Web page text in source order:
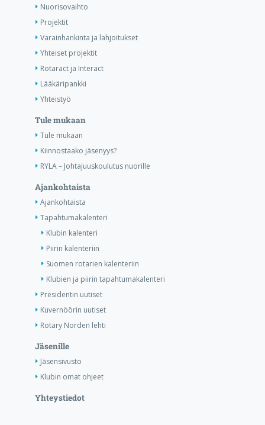
Nuorisovaihto
Projektit
Varainhankinta ja lahjoitukset
Yhteiset projektit
Rotaract ja Interact
Lääkäripankki
Yhteistyö
Tule mukaan
Tule mukaan
Kiinnostaako jäsenyys?
RYLA – Johtajuuskoulutus nuorille
Ajankohtaista
Ajankohtaista
Tapahtumakalenteri
Klubin kalenteri
Piirin kalenteriin
Suomen rotarien kalenteriin
Klubien ja piirin tapahtumakalenteri
Presidentin uutiset
Kuvernöörin uutiset
Rotary Norden lehti
Jäsenille
Jäsensivusto
Klubin omat ohjeet
Yhteystiedot